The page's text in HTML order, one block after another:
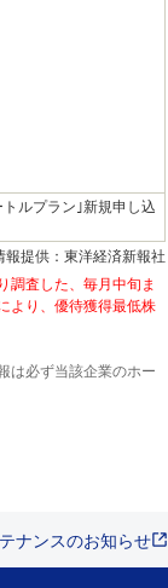
ルプラン｣新規申し込
報提供：東洋経済新報社
調査した、毎月中旬ま
より、優待獲得最低株
は必ず当該企業のホー
ナンスのお知らせ